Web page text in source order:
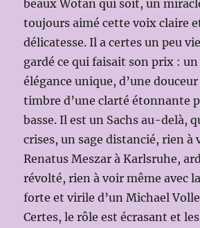
beaux Wotan qui soit, un
toujours aimé cette voix claire
délicatesse. Il a certes un peu
gardé ce qui faisait son prix : un
élégance unique, d’une
timbre d’une clarté étonnante
basse. Il est un Sachs au-delà,
crises, un sage distancié, rien à
Renatus Meszar à Karlsruhe,
révolté, rien à voir même avec
forte et virile d’un Michael
Certes, le rôle est écrasant et